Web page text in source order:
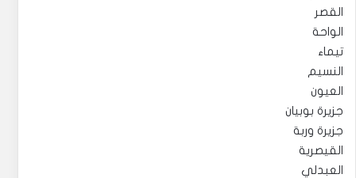
القصر
الواحة
تيماء
النسيم
العيون
جزيرة بوبيان
جزيرة وربة
القيصرية
العبدلي